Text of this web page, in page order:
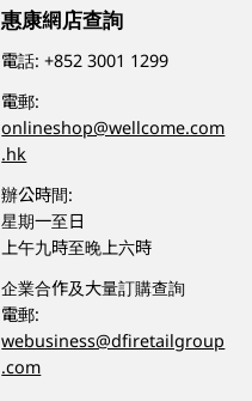
惠康網店查詢
電話:+852 3001 1299
電郵:
onlineshop@wellcome.com
.hk
辦公時間:
星期一至日
上午九時至晚上六時
企業合作及大量訂購查詢
電郵:
webusiness@dfiretailgroup
.com